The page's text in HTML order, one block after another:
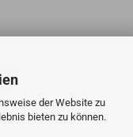
der Website zu
bieten zu können.